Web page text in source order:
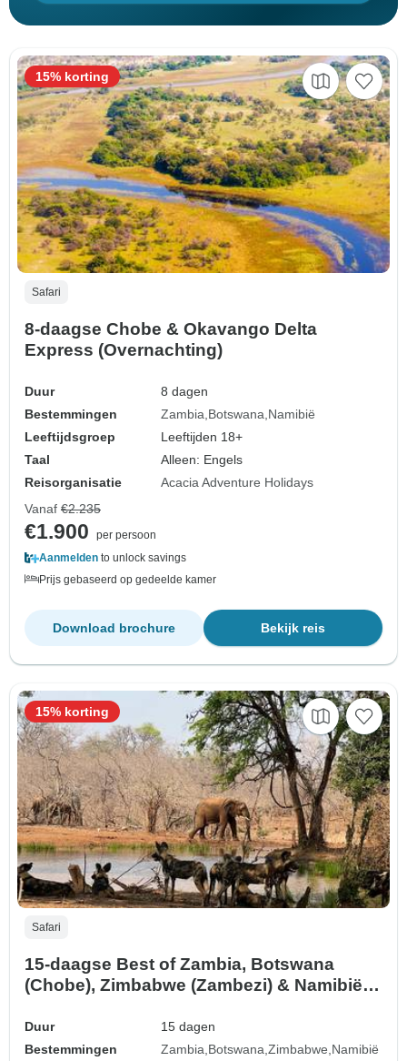
Safari
8-daagse Chobe & Okavango Delta
Express (Overnachting)
Duur
8 dagen
Bestemmingen
Zambia Botswana Namibië
Leeftijdsgroep
Leeftijden 18+
Taal
Alleen: Engels
Reisorganisatie
Acacia Adventure Holidays
15% korting
Vanaf €2.235
€1.900
per persoon
Aanmelden to unlock savings
Prijs gebaseerd op gedeelde kamer
Bekijk reis
Download brochure
Safari
15-daagse Best of Zambia, Botswana
(Chobe), Zimbabwe (Zambezi) & Namibië-
Duur
15 dagen
Bestemmingen
Zambia Botswana Zimbabwe Namibië
15% korting